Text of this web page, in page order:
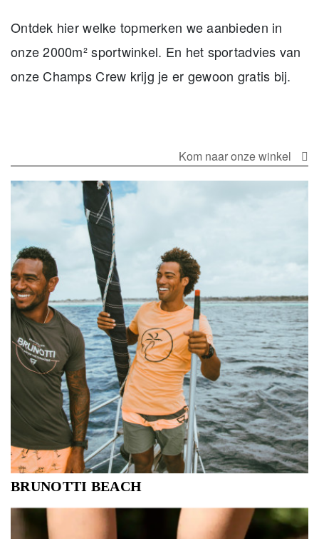
Ontdek hier welke topmerken we aanbieden in
onze 2000m² sportwinkel. En het sportadvies van
onze Champs Crew krijg je er gewoon gratis bij.
Kom naar onze winkel
windsurfboards. Later volgde een kledingcollectie
geinspireerd op alle boardsports.
BRUNOTTI BEACH